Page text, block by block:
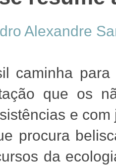
Alexandre
caminha
que os
e
procura
da